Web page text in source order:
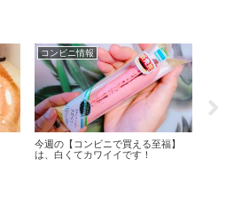
コンビニ情報
今週の【コンビニで買える至福】
は、白くてカワイイです！